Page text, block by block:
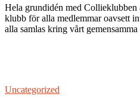
Hela grundidén med Collieklubben
klubb för alla medlemmar oavsett
alla samlas kring vårt
Uncategorized